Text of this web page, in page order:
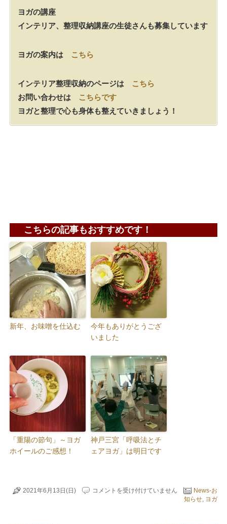
ヨガの講座
インテリア、整理収納講座の生徒さんも募集しています
ヨガの案内は こちら
インテリア整理収納のページは こちら
お問い合わせは こちらです
ヨガと整理で心も身体も整えていきましょう！
こちらの記事もおすすめです！
新年、お味噌を仕込む
今年もありがとうござ
いました
「重陽の節句」～ヨガ
ホイールのご感想！
神戸三宮「呼吸法とチ
ェアヨガ」は明日です
2021年6月13日(日)
か
コメントを受け付けていません
News-お
知らせ, ヨガ